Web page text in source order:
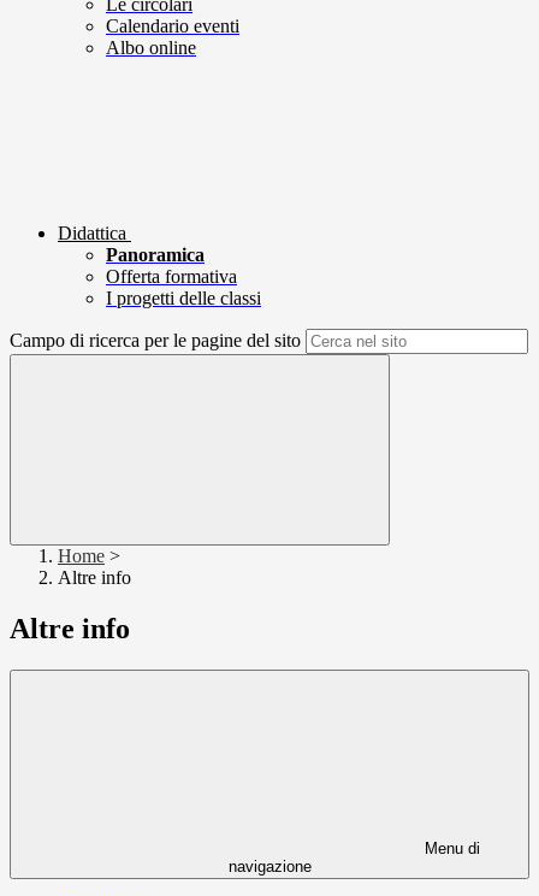
Le circolari
Calendario eventi
Albo online
Didattica
Panoramica
Offerta formativa
I progetti delle classi
Campo di ricerca per le pagine del sito
Home >
Altre info
Altre info
Menu di
navigazione